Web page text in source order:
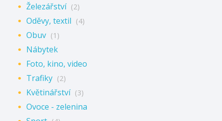
Železářství (2)
Oděvy, textil (4)
Obuv (1)
Nábytek
Foto, kino, video
Trafiky (2)
Květinářství (3)
Ovoce - zelenina